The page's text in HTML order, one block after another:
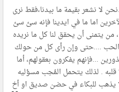
لا نشعر بقيمة ما بيدنا،فقط نرى
اما ما في ايدينا فإنه سئ سئ
، من يتمنى أن يحقق لنا كل ما نريده
....حتى وإن رأى كل من حولك
...فإنهم يفكرون بعقولهم، أما
قلبه . لذلك يتحمل المُحِب مسؤليه
يذهب للبكاء في حضن صديق او أخ